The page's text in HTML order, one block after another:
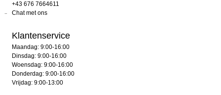
+43 676 7664611
Chat met ons
Klantenservice
Maandag: 9:00-16:00
Dinsdag: 9:00-16:00
Woensdag: 9:00-16:00
Donderdag: 9:00-16:00
Vrijdag: 9:00-13:00